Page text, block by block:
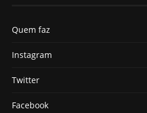
Quem faz
Instagram
Twitter
Facebook